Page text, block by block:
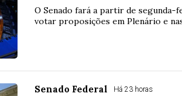
O Senado fará a partir de segunda-
votar proposições em Plenário e
Senado Federal Há 23 horas